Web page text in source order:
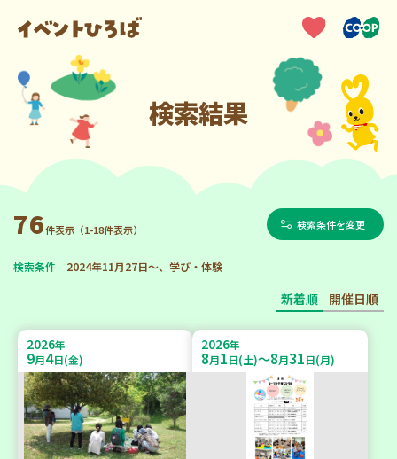
検索結果
76件表示（1-18件表示） 検索条件を変更
検索条件 2024年11月27日～、学び・体験
新着順 開催日順
2026年
9月4日(金)
2026年
8月1日(土)～8月31日(月)